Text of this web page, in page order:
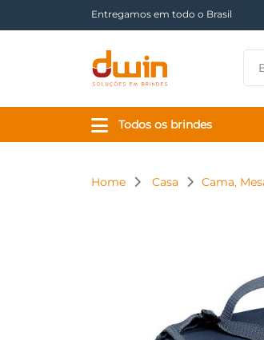
Há mais de 17 anos tornando sua
Todos os brindes
Home Casa Cama,